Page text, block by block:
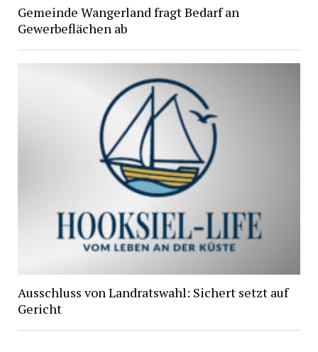
Gemeinde Wangerland fragt Bedarf an
Gewerbeflächen ab
Ausschluss von Landratswahl: Sichert setzt auf
Gericht